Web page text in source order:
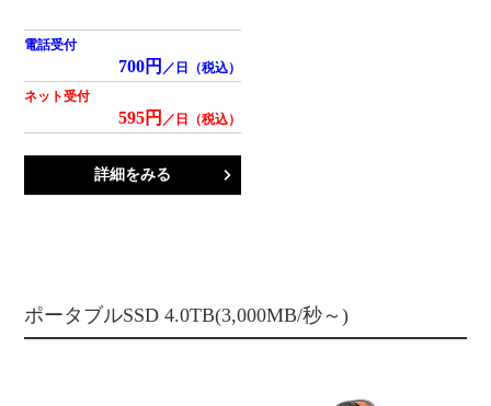
電話受付
700円 ／日（税込）
ネット受付
595円 ／日（税込）
詳細をみる
ポータブルSSD 4.0TB(3,000MB/秒～)